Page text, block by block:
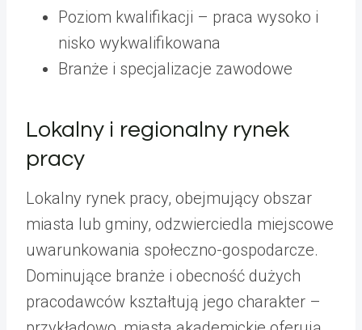
Poziom kwalifikacji – praca wysoko i
nisko wykwalifikowana
Branże i specjalizacje zawodowe
Lokalny i regionalny rynek
pracy
Lokalny rynek pracy, obejmujący obszar
miasta lub gminy, odzwierciedla miejscowe
uwarunkowania społeczno-gospodarcze.
Dominujące branże i obecność dużych
pracodawców kształtują jego charakter –